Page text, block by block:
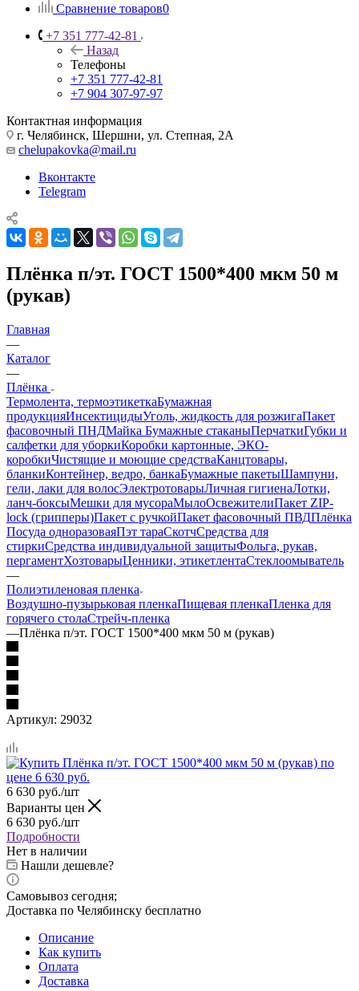
Сравнение товаров0
+7 351 777-42-81
Назад
Телефоны
+7 351 777-42-81
+7 904 307-97-97
Контактная информация
г. Челябинск, Шершни, ул. Степная, 2А
chelupakovka@mail.ru
Вконтакте
Telegram
Плёнка п/эт. ГОСТ 1500*400 мкм 50 м
(рукав)
Главная
—
Каталог
—
Плёнка
Термолента, термоэтикеткаБумажная
продукцияИнсектицидыУголь, жидкость для розжигаПакет
фасовочный ПНДМайка Бумажные стаканыПерчаткиГубки и
салфетки для уборкиКоробки картонные, ЭКО-
коробкиЧистящие и моющие средстваКанцтовары,
бланкиКонтейнер, ведро, банкаБумажные пакетыШампуни,
гели, лаки для волосЭлектротоварыЛичная гигиенаЛотки,
ланч-боксыМешки для мусораМылоОсвежителиПакет ZIP-
lock (грипперы)Пакет с ручкойПакет фасовочный ПВДПлёнка
Посуда одноразоваяПэт тараСкотчСредства для
стиркиСредства индивидуальной защитыФольга, рукав,
пергаментХозтоварыЦенники, этикетлентаСтеклоомыватель
—
Полиэтиленовая пленка
Воздушно-пузырьковая пленкаПищевая пленкаПленка для
горячего столаСтрейч-пленка
—Плёнка п/эт. ГОСТ 1500*400 мкм 50 м (рукав)
Артикул: 29032
6 630 руб./шт
Варианты цен
6 630 руб./шт
Подробности
Нет в наличии
Нашли дешевле?
Самовывоз сегодня;
Доставка по Челябинску бесплатно
Описание
Как купить
Оплата
Доставка